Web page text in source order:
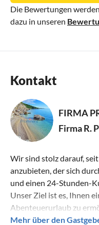
Die Bewertungen
dazu in unseren
Kontakt
FIRMA
Firma R.
Wir sind stolz darauf,
anzubieten, der sich
und einen 24-Stunden-
Unser Ziel ist es, Ihnen
Abenteuerurlaub zu
nichts kümmern müssen.
Mehr über den